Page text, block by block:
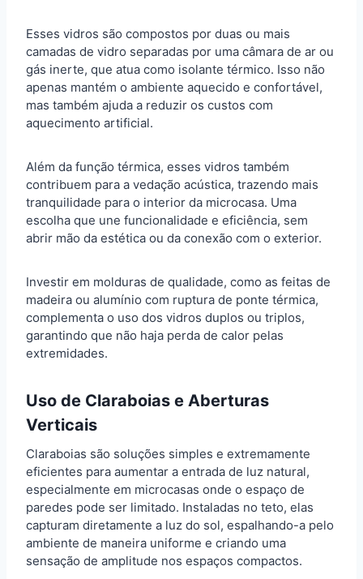
Esses vidros são compostos por duas ou mais
camadas de vidro separadas por uma câmara de ar ou
gás inerte, que atua como isolante térmico. Isso não
apenas mantém o ambiente aquecido e confortável,
mas também ajuda a reduzir os custos com
aquecimento artificial.
Além da função térmica, esses vidros também
contribuem para a vedação acústica, trazendo mais
tranquilidade para o interior da microcasa. Uma
escolha que une funcionalidade e eficiência, sem
abrir mão da estética ou da conexão com o exterior.
Investir em molduras de qualidade, como as feitas de
madeira ou alumínio com ruptura de ponte térmica,
complementa o uso dos vidros duplos ou triplos,
garantindo que não haja perda de calor pelas
extremidades.
Uso de Claraboias e Aberturas
Verticais
Claraboias são soluções simples e extremamente
eficientes para aumentar a entrada de luz natural,
especialmente em microcasas onde o espaço de
paredes pode ser limitado. Instaladas no teto, elas
capturam diretamente a luz do sol, espalhando-a pelo
ambiente de maneira uniforme e criando uma
sensação de amplitude nos espaços compactos.